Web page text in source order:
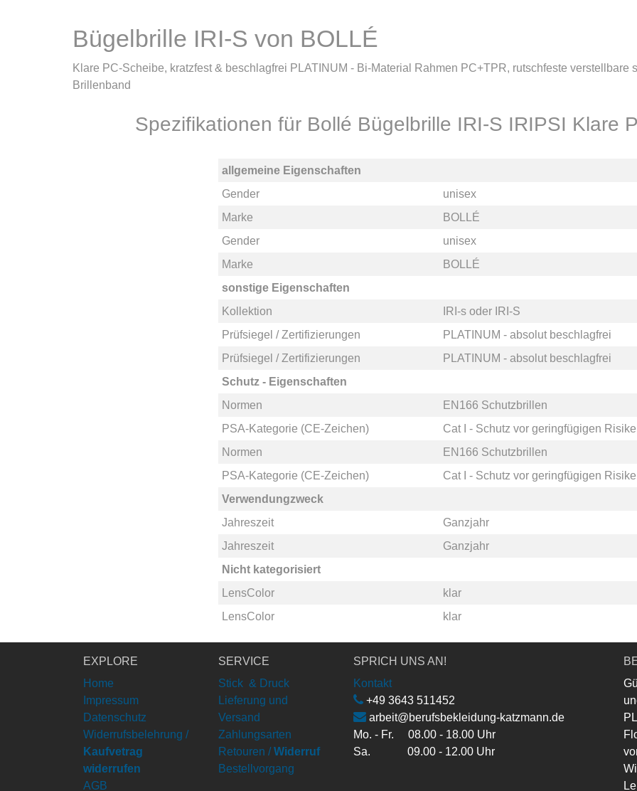
Bügelbrille IRI-S von BOLLÉ
Klare PC-Scheibe, kratzfest & beschlagfrei PLATINUM - Bi-Material Rahmen PC+TPR, rutschfeste verstellbare
Brillenband
Spezifikationen für Bollé Bügelbrille IRI-S IRIPSI Klare
allgemeine Eigenschaften
Gender
unisex
Marke
BOLLÉ
Gender
unisex
Marke
BOLLÉ
sonstige Eigenschaften
Kollektion
IRI-soder
IRI-S
Prüfsiegel / Zertifizierungen
PLATINUM - absolut beschlagfrei
Prüfsiegel / Zertifizierungen
PLATINUM - absolut beschlagfrei
Schutz - Eigenschaften
Normen
EN166 Schutzbrillen
PSA-Kategorie (CE-Zeichen)
Cat I - Schutz vor geringfügigen
Normen
EN166 Schutzbrillen
PSA-Kategorie (CE-Zeichen)
Cat I - Schutz vor geringfügigen
Verwendungzweck
Jahreszeit
Ganzjahr
Jahreszeit
Ganzjahr
Nicht kategorisiert
LensColor
klar
LensColor
klar
EXPLORE
Home
Impressum
Datenschutz
Widerrufsbelehrung /
Kaufvetrag
widerrufen
AGB
SERVICE
Stick & Druck
Lieferung und
Versand
Zahlungsarten
Retouren / Widerruf
Bestellvorgang
SPRICH UNS AN!
Kontakt
+49 3643 511452
arbeit@berufsbekleidung-katzmann.de
Mo. - Fr. 08.00 - 18.00 Uhr
Sa. 09.00 - 12.00 Uhr